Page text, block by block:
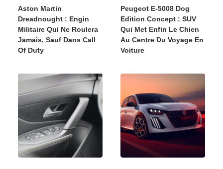
Aston Martin
Dreadnought : Engin
Militaire Qui Ne Roulera
Jamais, Sauf Dans Call
Of Duty
Peugeot E-5008 Dog
Edition Concept : SUV
Qui Met Enfin Le Chien
Au Centre Du Voyage En
Voiture